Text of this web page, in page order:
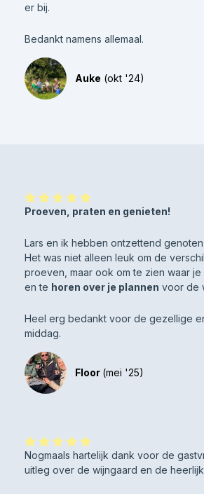
er bij.
Bedankt namens allemaal.
Auke (okt '24)
Proeven, praten en genieten!
Lars en ik hebben ontzettend
Het was niet alleen leuk om de
proeven, maar ook om te zien waar
en te horen over je plannen voor de
Heel erg bedankt voor de gezellige
middag.
Floor (mei '25)
Nogmaals hartelijk dank voor de
uitleg over de wijngaard en de